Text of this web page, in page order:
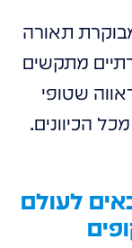
תאורה
מתקשים
שטופי
הכיוונים.
לעולם